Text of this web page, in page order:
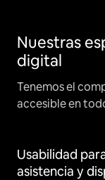
Nuestras
digital
Tenemos el
accesible en
Usabilidad
asistencia y